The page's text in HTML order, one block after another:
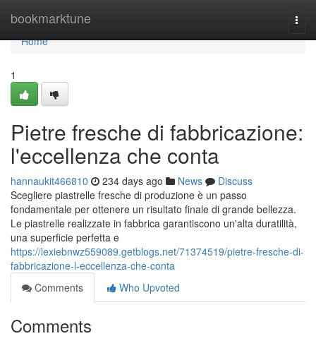
bookmarktune
Home
Home
1
Pietre fresche di fabbricazione:
l'eccellenza che conta
hannaukit466810 234 days ago News
Discuss
Scegliere piastrelle fresche di produzione è un passo
fondamentale per ottenere un risultato finale di grande bellezza.
Le piastrelle realizzate in fabbrica garantiscono un'alta duratilità,
una superficie perfetta e
https://lexiebnwz559089.getblogs.net/71374519/pietre-fresche-di-
fabbricazione-l-eccellenza-che-conta
Comments
Who Upvoted
Comments